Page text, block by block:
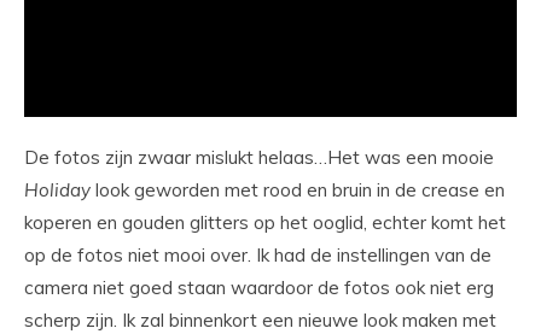
De fotos zijn zwaar mislukt helaas…Het was een mooie
Holiday look geworden met rood en bruin in de crease en
koperen en gouden glitters op het ooglid, echter komt het
op de fotos niet mooi over. Ik had de instellingen van de
camera niet goed staan waardoor de fotos ook niet erg
scherp zijn. Ik zal binnenkort een nieuwe look maken met